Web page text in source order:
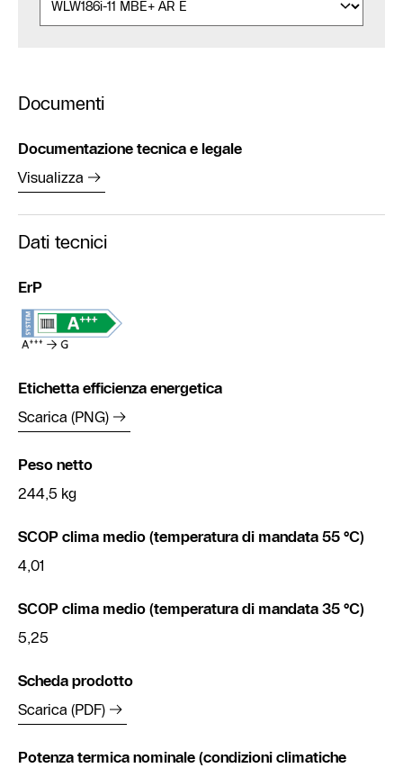
Documenti
Documentazione tecnica e legale
Visualizza
Dati tecnici
ErP
Etichetta efficienza energetica
Scarica (PNG)
Peso netto
244,5 kg
SCOP clima medio (temperatura di mandata 55 °C)
4,01
SCOP clima medio (temperatura di mandata 35 °C)
5,25
Scheda prodotto
Scarica (PDF)
Potenza termica nominale (condizioni climatiche